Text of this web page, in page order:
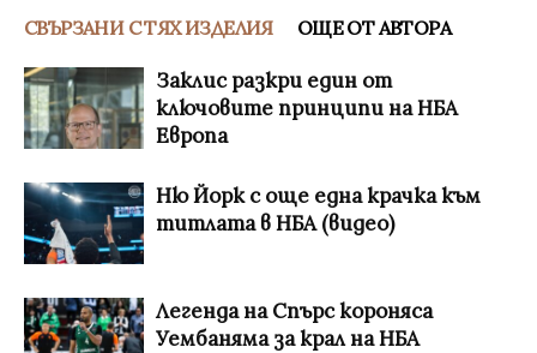
СВЪРЗАНИ С ТЯХ ИЗДЕЛИЯ ОЩЕ ОТ АВТОРА
Заклис разкри един от
ключовите принципи на НБА
Европа
Ню Йорк с още една крачка към
титлата в НБА (видео)
Легенда на Спърс короняса
Уембаняма за крал на НБА